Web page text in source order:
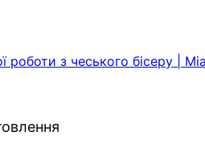
роботи з чеського бісеру |